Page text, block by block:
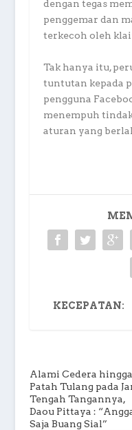
dengan tegas
penggemar dan
terkecoh oleh
Tak hanya itu,
tuntutan kepada
pengguna
menempuh
aturan yang
KECEPATAN:
Alami Cedera hingga
Patah Tulang pada
Tengah Tangannya,
Daou Pittaya :
Saja Buang Sial”